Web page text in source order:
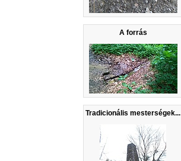
A forrás
Tradicionális mesterségek...